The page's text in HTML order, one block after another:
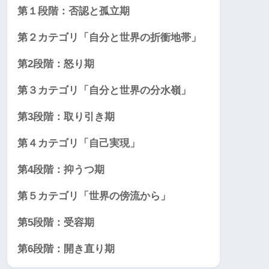
第１段階：否認と孤立期
第２カテゴリ「自分と世界の折衝地帯」
第2段階：怒り期
第３カテゴリ「自分と世界の分水嶺」
第3段階：取り引き期
第４カテゴリ「自己実現」
第4段階：抑うつ期
第５カテゴリ「世界の傍流から」
第5段階：受容期
第6段階：開き直り期